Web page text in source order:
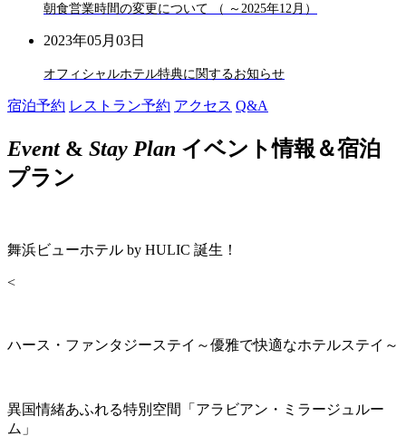
朝食営業時間の変更について （ ～2025年12月）
2023年05月03日
オフィシャルホテル特典に関するお知らせ
宿泊予約 レストラン予約 アクセス Q&A
Event& Stay Plan イベント情報＆宿泊
プラン
舞浜ビューホテル by HULIC 誕生！
<
ハース・ファンタジーステイ～優雅で快適なホテルステイ～
異国情緒あふれる特別空間「アラビアン・ミラージュルー
ム」